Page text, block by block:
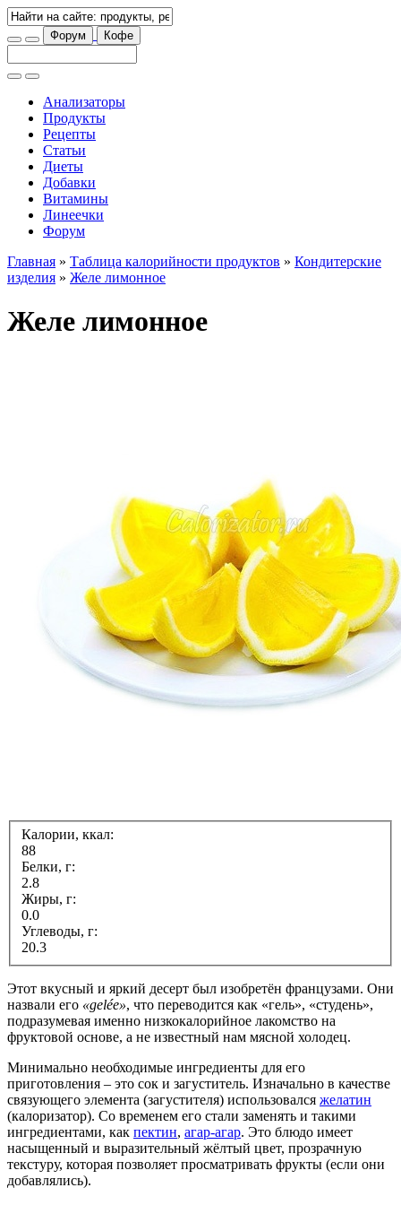
Форум Кофе
Анализаторы
Продукты
Рецепты
Статьи
Диеты
Добавки
Витамины
Линеечки
Форум
Главная » Таблица калорийности продуктов » Кондитерские
изделия » Желе лимонное
Желе лимонное
Калории, ккал:
88
Белки, г:
2.8
Жиры, г:
0.0
Углеводы, г:
20.3
Этот вкусный и яркий десерт был изобретён французами. Они
назвали его «gelée», что переводится как «гель», «студень»,
подразумевая именно низкокалорийное лакомство на
фруктовой основе, а не известный нам мясной холодец.
Минимально необходимые ингредиенты для его
приготовления – это сок и загуститель. Изначально в качестве
связующего элемента (загустителя) использовался желатин
(калоризатор). Со временем его стали заменять и такими
ингредиентами, как пектин, агар-агар. Это блюдо имеет
насыщенный и выразительный жёлтый цвет, прозрачную
текстуру, которая позволяет просматривать фрукты (если они
добавлялись).